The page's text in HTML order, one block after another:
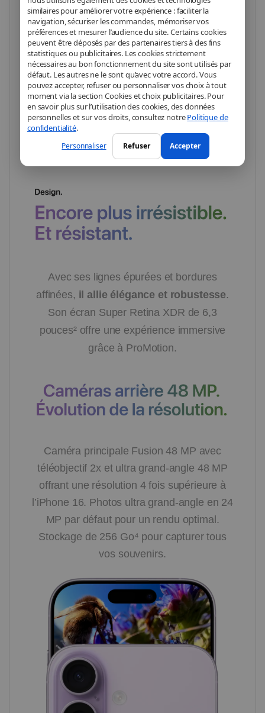
similaires pour améliorer votre expérience : faciliter la
navigation, sécuriser les commandes, mémoriser vos
préférences et mesurer l’audience du site. Certains cookies
peuvent être déposés par des partenaires tiers à des fins
statistiques ou publicitaires. Les cookies strictement
nécessaires au bon fonctionnement du site sont utilisés par
défaut. Les autres ne le sont qu’avec votre accord. Vous
pouvez accepter, refuser ou personnaliser vos choix à tout
moment via la section Cookies et choix publicitaires. Pour
en savoir plus sur l’utilisation des cookies, des données
personnelles et sur vos droits, consultez notrePolitique de
confidentialité.
Personnaliser Refuser Accepter
Les nouveaux iPhone intègrent des
fonctionnalités inédites, comme les Outils
d’écriture et l’intelligence visuelle³ d’Apple
Intelligence, conçus pour simplifier votre
quotidien. Ils assurent aussi des connexions
rapides et fiables grâce àWi-Fi 7,
Bluetooth 6, 5G et eSIM.
Avec ses lignes épurées et bordures
affinées, il allie élégance et robustesse.
Son écran Super Retina XDR de 6,3
pouces² offre une expérience immersive
grâce à ProMotion.
Caméra principale Fusion 48 MP avec
téléobjectif 2x et ultra grand-angle 48 MP
offrant une résolution 4 fois supérieure à
l’iPhone 16. Photos ultra grand-angle en 24
MP par défaut pour un rendu optimal.
Stockage de 256 Go⁴ pour capturer tous
vos souvenirs.